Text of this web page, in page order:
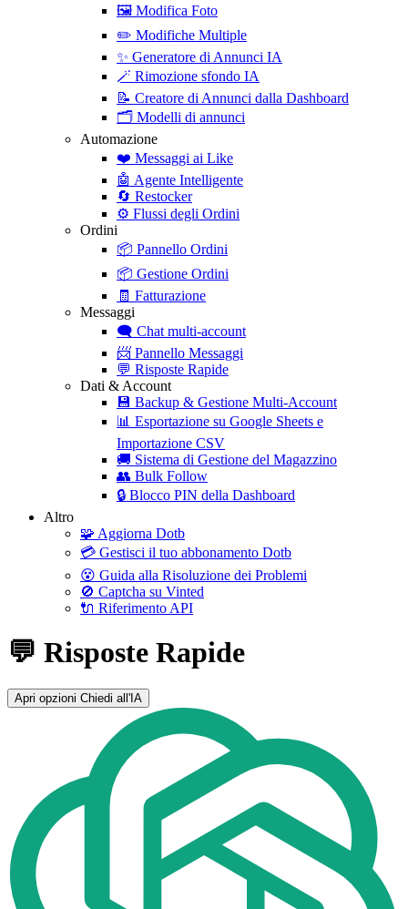
🖼️ Modifica Foto
✏️ Modifiche Multiple
✨ Generatore di Annunci IA
🪄 Rimozione sfondo IA
📝 Creatore di Annunci dalla Dashboard
🗂️ Modelli di annunci
Automazione
❤️ Messaggi ai Like
🤖 Agente Intelligente
🔄 Restocker
⚙️ Flussi degli Ordini
Ordini
📦 Pannello Ordini
📦 Gestione Ordini
🧾 Fatturazione
Messaggi
🗨️ Chat multi-account
📨 Pannello Messaggi
💬 Risposte Rapide
Dati & Account
💾 Backup & Gestione Multi-Account
📊 Esportazione su Google Sheets e
Importazione CSV
🚚 Sistema di Gestione del Magazzino
👥 Bulk Follow
🔒 Blocco PIN della Dashboard
Altro
🧩 Aggiorna Dotb
💳 Gestisci il tuo abbonamento Dotb
😵 Guida alla Risoluzione dei Problemi
🚫 Captcha su Vinted
🔌 Riferimento API
💬 Risposte Rapide
Apri opzioni Chiedi all'IA